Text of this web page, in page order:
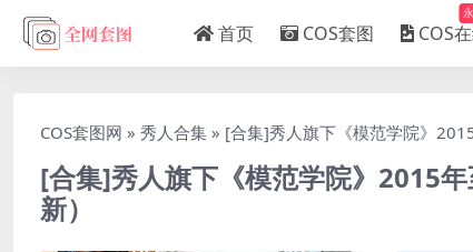
首页 COS套图 COS
COS套图网 » 秀人合集 » [合集]秀人旗下《模范学院》
[合集]秀人旗下《模范学院》2015
新）